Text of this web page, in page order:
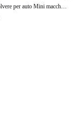
Aspirapolvere per auto Mini macchina per la pulizia ad aspirazione forte Ventilatore portatile senza fili portatile Spolverino per elettrodomestici